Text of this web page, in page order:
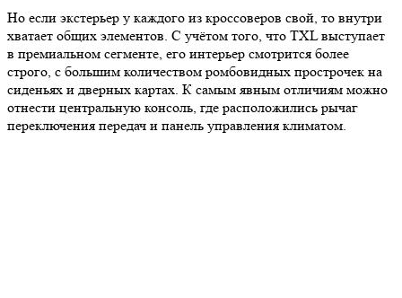
Но если экстерьер у каждого из кроссоверов свой, то внутри
хватает общих элементов. С учётом того, что TXL выступает
в премиальном сегменте, его интерьер смотрится более
строго, с большим количеством ромбовидных прострочек на
сиденьях и дверных картах. К самым явным отличиям можно
отнести центральную консоль, где расположились рычаг
переключения передач и панель управления климатом.